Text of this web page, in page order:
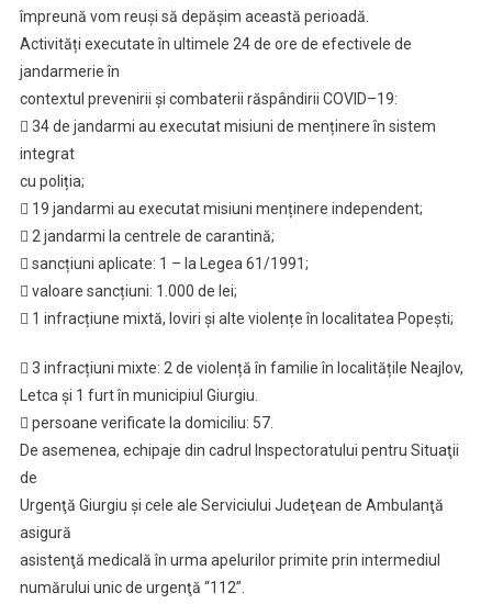
împreună vom reuși să depășim această perioadă.
Activități executate în ultimele 24 de ore de efectivele de
jandarmerie în
contextul prevenirii și combaterii răspândirii COVID–19:
 34 de jandarmi au executat misiuni de menținere în sistem
integrat
cu poliția;
 19 jandarmi au executat misiuni menținere independent;
 2 jandarmi la centrele de carantină;
 sancțiuni aplicate: 1 – la Legea 61/1991;
 valoare sancțiuni: 1.000 de lei;
 1 infracțiune mixtă, loviri și alte violențe în localitatea Popești;
 3 infracțiuni mixte: 2 de violență în familie în localitățile Neajlov,
Letca și 1 furt în municipiul Giurgiu.
 persoane verificate la domiciliu: 57.
De asemenea, echipaje din cadrul Inspectoratului pentru Situaţii
de
Urgenţă Giurgiu şi cele ale Serviciului Judeţean de Ambulanţă
asigură
asistenţă medicală în urma apelurilor primite prin intermediul
numărului unic de urgenţă “112”.